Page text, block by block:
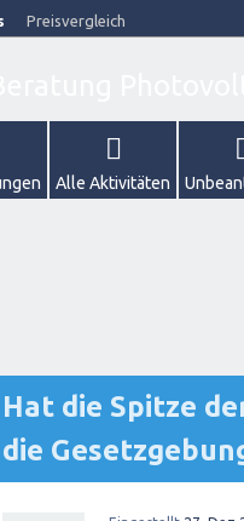
Preisvergleich
Alle Aktivitäten
Hat die Spitze
die